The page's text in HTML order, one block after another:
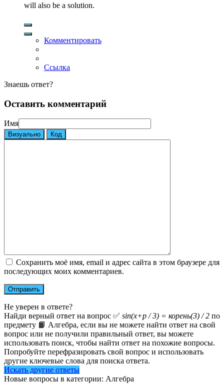
will also be a solution.
Комментировать
Ссылка
Знаешь ответ?
Оставить комментарий
Имя
Визуально Код
Сохранить моё имя, email и адрес сайта в этом браузере для
последующих моих комментариев.
Не уверен в ответе?
Найди верный ответ на вопрос ✅ sin(x+p / 3) = корень(3) / 2 по
предмету 📙 Алгебра, если вы не можете найти ответ на свой
вопрос или не получили правильный ответ, вы можете
использовать поиск, чтобы найти ответ на похожие вопросы.
Попробуйте перефразировать свой вопрос и использовать
другие ключевые слова для поиска ответа.
Искать другие ответы
Новые вопросы в категории: Алгебра